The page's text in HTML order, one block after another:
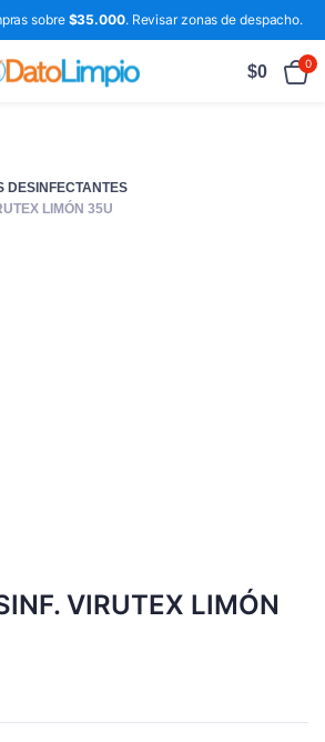
sobre $35.000. Revisar zonas de despacho.
$0 0
DESINFECTANTES
LIMÓN 35U
VIRUTEX LIMÓN